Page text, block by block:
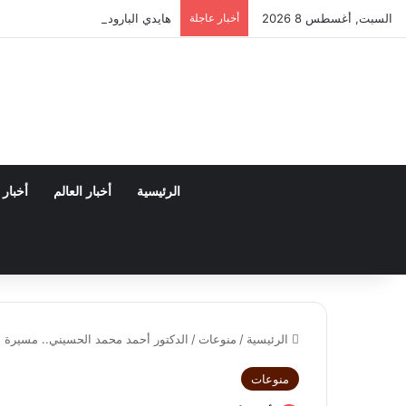
السبت, أغسطس 8 2026 أخبار عاجلة هايدي البارودي تعود بـ “واحدة
الرئيسية أخبار العالم
الرئيسية / منوعات / الدكتور أحمد محمد الحسيني.. مسيرة
منوعات